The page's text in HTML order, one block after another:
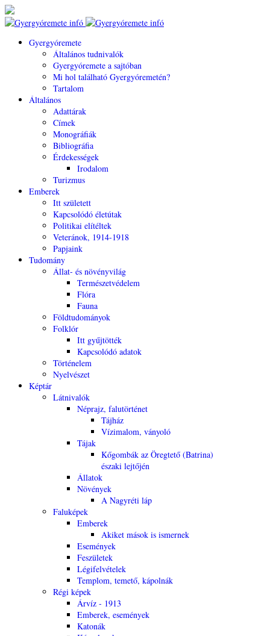
Gyergyóremete
Általános tudnivalók
Gyergyóremete a sajtóban
Mi hol található Gyergyóremetén?
Tartalom
Általános
Adattárak
Címek
Monográfiák
Bibliográfia
Érdekességek
Irodalom
Turizmus
Emberek
Itt született
Kapcsolódó életútak
Politikai elítéltek
Veteránok, 1914-1918
Papjaink
Tudomány
Állat- és növényvilág
Természetvédelem
Flóra
Fauna
Földtudományok
Folklór
Itt gyűjtötték
Kapcsolódó adatok
Történelem
Nyelvészet
Képtár
Látnivalók
Néprajz, falutörténet
Tájház
Vízimalom, ványoló
Tájak
Kőgombák az Öregtető (Batrina)
északi lejtőjén
Állatok
Növények
A Nagyréti láp
Faluképek
Emberek
Akiket mások is ismernek
Események
Feszületek
Légifelvételek
Templom, temető, kápolnák
Régi képek
Árvíz - 1913
Emberek, események
Katonák